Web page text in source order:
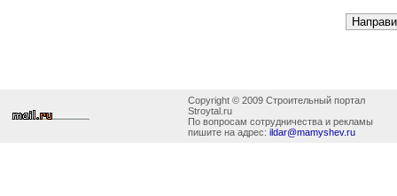
Copyright © 2009 Строительный портал
Stroytal.ru
По вопросам сотрудничества и рекламы
пишите на адрес: ildar@mamyshev.ru